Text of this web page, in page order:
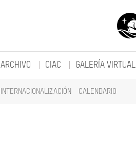
INTERNACIONALIZACIÓN CALENDARIO
ARCHIVO CIAC GALERÍA VIRTUAL